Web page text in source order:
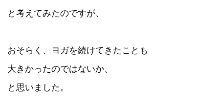
と考えてみたのですが、
おそらく、ヨガを続けてきたことも
大きかったのではないか、
と思いました。